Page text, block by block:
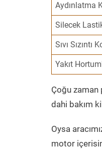
Aydınlatma
Silecek
Sıvı Sızıntı
Yakıt
Çoğu zaman
dahi bakım
Oysa
motor